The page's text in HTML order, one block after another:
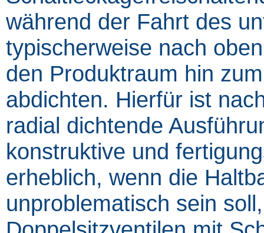
während der Fahrt des
typischerweise nach
den Produktraum hin
abdichten. Hierfür ist
radial dichtende
konstruktive und
erheblich, wenn die
unproblematisch sein